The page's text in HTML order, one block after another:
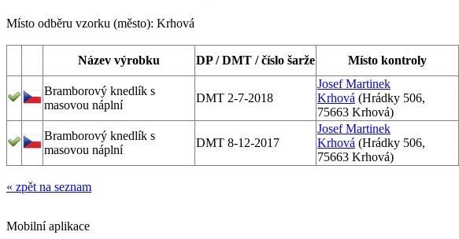
Místo odběru vzorku (město): Krhová
Název výrobku DP / DMT / číslo šarže Místo kontroly
Bramborový knedlík s
masovou náplní
DMT 2-7-2018
Josef Martinek
Krhová (Hrádky 506,
75663 Krhová)
Bramborový knedlík s
masovou náplní
DMT 8-12-2017
Josef Martinek
Krhová (Hrádky 506,
75663 Krhová)
« zpět na seznam
Mobilní aplikace